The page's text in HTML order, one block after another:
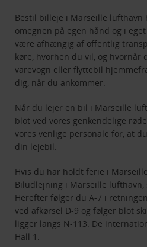
Bestil billeje i Marseille lufthavn
omegnen på egen hånd og i
være afhængig af offentlig
køre, hvorhen du vil, og hvornår
varevogn eller flyttebil
dig, når du ankommer.
Når du lejer en bil i Marseille
blot ved vores genkendelige
vores venlige personale for, at
din lejebil.
Hvis du har holdt ferie i
Biludlejning i Marseille lufthavn,
Herefter følger du A-7 i
ved afkørsel D-9 og følger blot
ligger langs N-113. De
Hall 1.